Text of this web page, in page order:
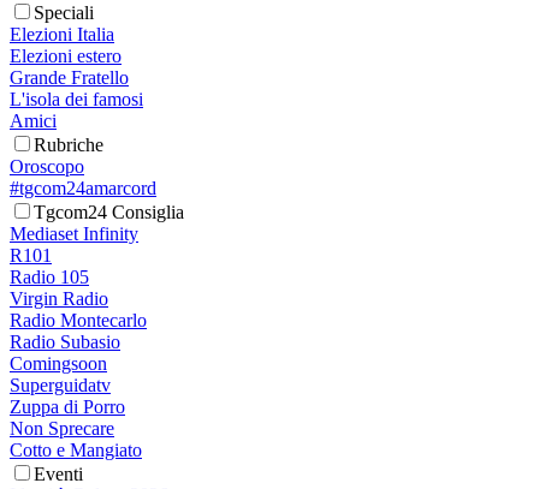
Speciali
Elezioni Italia
Elezioni estero
Grande Fratello
L'isola dei famosi
Amici
Rubriche
Oroscopo
#tgcom24amarcord
Tgcom24 Consiglia
Mediaset Infinity
R101
Radio 105
Virgin Radio
Radio Montecarlo
Radio Subasio
Comingsoon
Superguidatv
Zuppa di Porro
Non Sprecare
Cotto e Mangiato
Eventi